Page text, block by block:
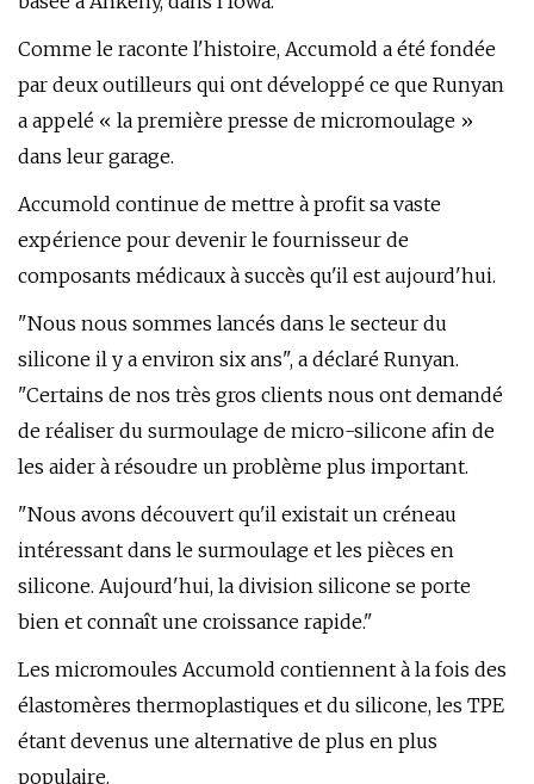
Comme le raconte l'histoire, Accumold a été fondée
par deux outilleurs qui ont développé ce que Runyan
a appelé « la première presse de micromoulage »
dans leur garage.
Accumold continue de mettre à profit sa vaste
expérience pour devenir le fournisseur de
composants médicaux à succès qu'il est aujourd'hui.
"Nous nous sommes lancés dans le secteur du
silicone il y a environ six ans", a déclaré Runyan.
"Certains de nos très gros clients nous ont demandé
de réaliser du surmoulage de micro-silicone afin de
les aider à résoudre un problème plus important.
"Nous avons découvert qu'il existait un créneau
intéressant dans le surmoulage et les pièces en
silicone. Aujourd'hui, la division silicone se porte
bien et connaît une croissance rapide."
Les micromoules Accumold contiennent à la fois des
élastomères thermoplastiques et du silicone, les TPE
étant devenus une alternative de plus en plus
populaire.